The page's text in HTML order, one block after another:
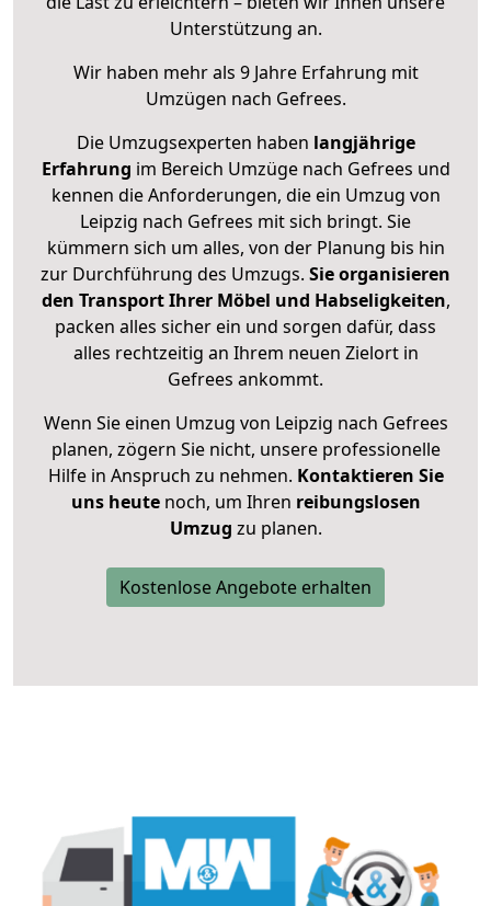
Unterstützung an.
Wir haben mehr als 9 Jahre Erfahrung mit
Umzügen nach Gefrees.
Die Umzugsexperten haben langjährige
Erfahrung im Bereich Umzüge nach Gefrees und
kennen die Anforderungen, die ein Umzug von
Leipzig nach Gefrees mit sich bringt. Sie
kümmern sich um alles, von der Planung bis hin
zur Durchführung des Umzugs. Sie organisieren
den Transport Ihrer Möbel und Habseligkeiten,
packen alles sicher ein und sorgen dafür, dass
alles rechtzeitig an Ihrem neuen Zielort in
Gefrees ankommt.
Wenn Sie einen Umzug von Leipzig nach Gefrees
planen, zögern Sie nicht, unsere professionelle
Hilfe in Anspruch zu nehmen. Kontaktieren Sie
uns heutenoch, um Ihren reibungslosen
Umzug zu planen.
Kostenlose Angebote erhalten